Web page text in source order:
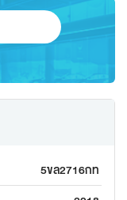
5ขล2716กท